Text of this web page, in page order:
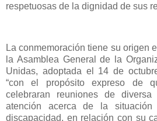
respetuosas de la dignidad de sus
La conmemoración tiene su origen
la Asamblea General de la
Unidas, adoptada el 14 de
“con el propósito expreso de
celebraran reuniones de
atención acerca de la
discapacidad, en relación con su